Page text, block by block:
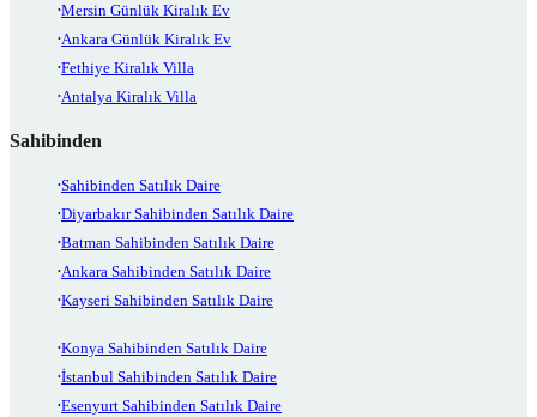
Mersin Günlük Kiralık Ev
Ankara Günlük Kiralık Ev
Fethiye Kiralık Villa
Antalya Kiralık Villa
Sahibinden
Sahibinden Satılık Daire
Diyarbakır Sahibinden Satılık Daire
Batman Sahibinden Satılık Daire
Ankara Sahibinden Satılık Daire
Kayseri Sahibinden Satılık Daire
Konya Sahibinden Satılık Daire
İstanbul Sahibinden Satılık Daire
Esenyurt Sahibinden Satılık Daire